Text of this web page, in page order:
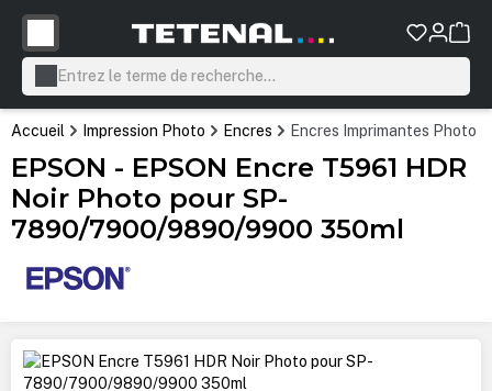
principal
Accueil Impression Photo Encres Encres Imprimantes Photo
EPSON - EPSON Encre T5961 HDR
Noir Photo pour SP-
7890/7900/9890/9900 350ml
Ignorer la galerie d'images